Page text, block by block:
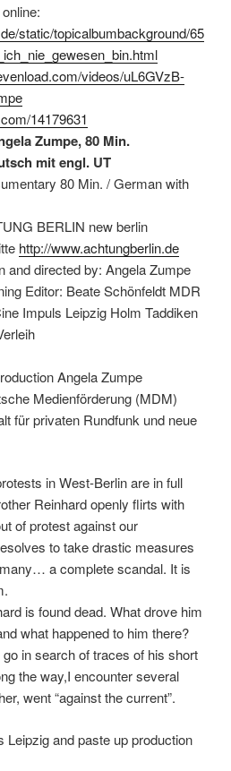
static/topicalbumbackground/65
videos/uL6GVzB-
14179631
Zumpe, 80 Min.
mit engl. UT
80 Min. / German with
BERLIN new berlin
http://www.achtungberlin.de
and directed by: Angela Zumpe
Editor: Beate Schönfeldt MDR
Impuls Leipzig Holm Taddiken
Angela Zumpe
Medienförderung (MDM)
für privaten Rundfunk und neue
in West-Berlin are in full
Reinhard openly flirts with
of protest against our
to take drastic measures
a complete scandal. It is
is found dead. What drove him
what happened to him there?
in search of traces of his short
the way,I encounter several
went “against the current”.
Leipzig and paste up production